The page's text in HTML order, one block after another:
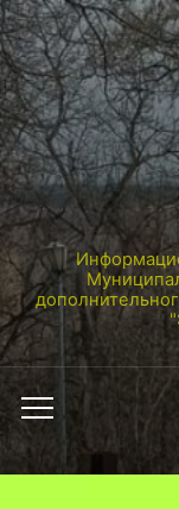
Переключить
мобильное
меню